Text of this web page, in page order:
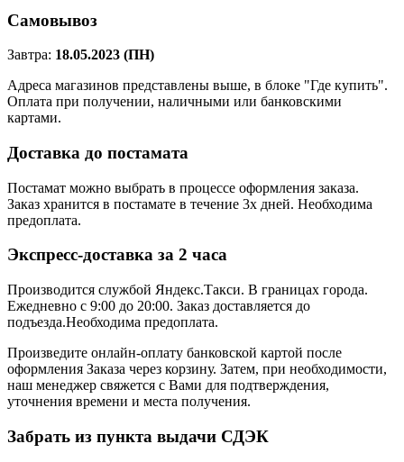
Самовывоз
Завтра: 18.05.2023 (ПН)
Адреса магазинов представлены выше, в блоке "Где купить".
Оплата при получении, наличными или банковскими
картами.
Доставка до постамата
Постамат можно выбрать в процессе оформления заказа.
Заказ хранится в постамате в течение 3х дней. Необходима
предоплата.
Экспресс-доставка за 2 часa
Производится службой Яндекс.Такси. В границах города.
Ежедневно с 9:00 до 20:00. Заказ доставляется до
подъезда.Необходима предоплата.
Произведите онлайн-оплату банковской картой после
оформления Заказа через корзину. Затем, при необходимости,
наш менеджер свяжется с Вами для подтверждения,
уточнения времени и места получения.
Забрать из пункта выдачи СДЭК